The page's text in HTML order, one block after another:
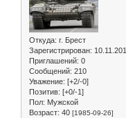
Откуда: г. Брест
Зарегистрирован:
Приглашений: 0
Сообщений: 210
Уважение: [+2/-0]
Позитив: [+0/-1]
Пол: Мужской
Возраст: 40 [1985-09-26]